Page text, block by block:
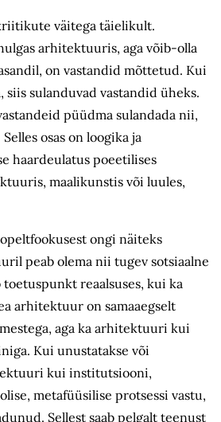
väitega täielikult.
arhitektuuris, aga võib-olla
on vastandid mõttetud. Kui
siis sulanduvad vastandid üheks.
püüdma sulandada nii,
osas on loogika ja
haardeulatus poeetilises
maalikunstis või luules,
ongi näiteks
peab olema nii tugev sotsiaalne
toetuspunkt reaalsuses, kui ka
arhitektuur on samaaegselt
aga ka arhitektuuri kui
Kui unustatakse või
kui institutsiooni,
metafüüsilise protsessi vastu,
Sellest saab pelgalt teenust